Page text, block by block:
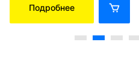
Подробнее